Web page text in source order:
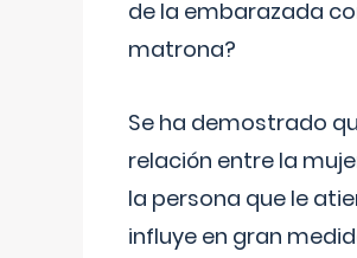
de la embarazada
matrona?
Se ha demostrado
relación entre la
la persona que le
influye en gran